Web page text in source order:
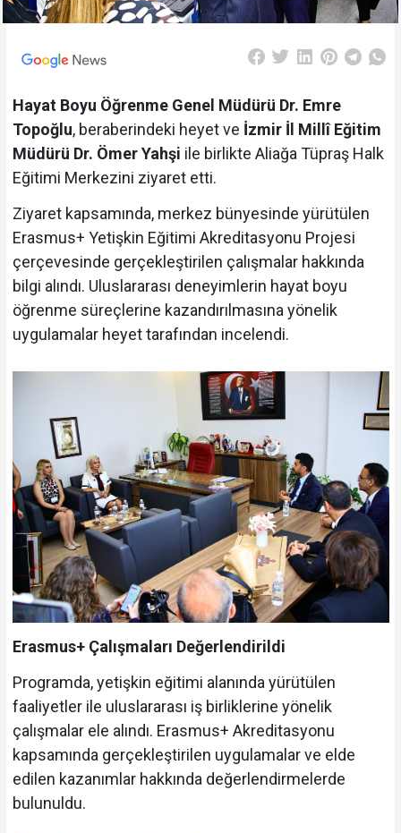
Hayat Boyu Öğrenme Genel Müdürü Dr. Emre
Topoğlu, beraberindeki heyet ve İzmir İl Millî Eğitim
Müdürü Dr. Ömer Yahşi ile birlikte Aliağa Tüpraş Halk
Eğitimi Merkezini ziyaret etti.
Ziyaret kapsamında, merkez bünyesinde yürütülen
Erasmus+ Yetişkin Eğitimi Akreditasyonu Projesi
çerçevesinde gerçekleştirilen çalışmalar hakkında
bilgi alındı. Uluslararası deneyimlerin hayat boyu
öğrenme süreçlerine kazandırılmasına yönelik
uygulamalar heyet tarafından incelendi.
Erasmus+ Çalışmaları Değerlendirildi
Programda, yetişkin eğitimi alanında yürütülen
faaliyetler ile uluslararası iş birliklerine yönelik
çalışmalar ele alındı. Erasmus+ Akreditasyonu
kapsamında gerçekleştirilen uygulamalar ve elde
edilen kazanımlar hakkında değerlendirmelerde
bulunuldu.